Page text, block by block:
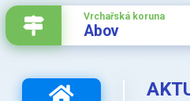
Vrchařská koruna
Abov